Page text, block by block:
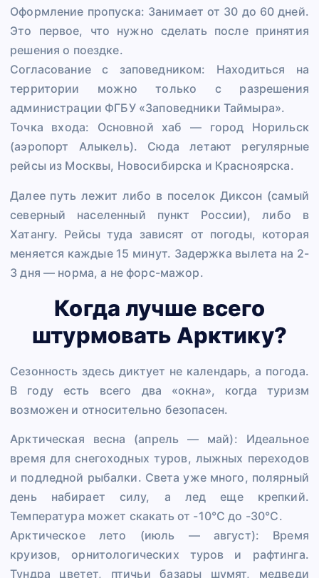
Оформление пропуска: Занимает от 30 до 60 дней.
Это первое, что нужно сделать после принятия
решения о поездке.
Согласование с заповедником: Находиться на
территории можно только с разрешения
администрации ФГБУ «Заповедники Таймыра».
Точка входа: Основной хаб — город Норильск
(аэропорт Алыкель). Сюда летают регулярные
рейсы из Москвы, Новосибирска и Красноярска.
Далее путь лежит либо в поселок Диксон (самый
северный населенный пункт России), либо в
Хатангу. Рейсы туда зависят от погоды, которая
меняется каждые 15 минут. Задержка вылета на 2-
3 дня — норма, а не форс-мажор.
Когда лучше всего
штурмовать Арктику?
Сезонность здесь диктует не календарь, а погода.
В году есть всего два «окна», когда туризм
возможен и относительно безопасен.
Арктическая весна (апрель — май): Идеальное
время для снегоходных туров, лыжных переходов
и подледной рыбалки. Света уже много, полярный
день набирает силу, а лед еще крепкий.
Температура может скакать от -10°C до -30°C.
Арктическое лето (июль — август): Время
круизов, орнитологических туров и рафтинга.
Тундра цветет, птичьи базары шумят, медведи